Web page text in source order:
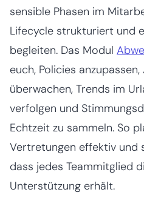
sensible Phasen im
Lifecycle strukturiert und
begleiten. Das Modul
euch, Policies
überwachen, Trends im
verfolgen und
Echtzeit zu sammeln. So
Vertretungen effektiv und
dass jedes Teammitglied
Unterstützung erhält.